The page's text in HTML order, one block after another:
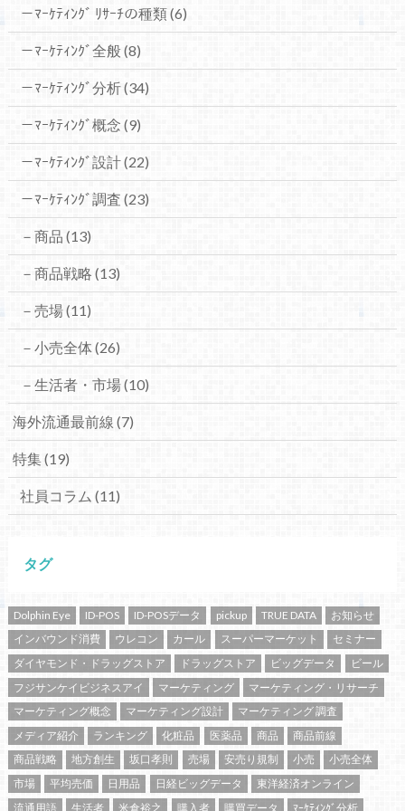
－ﾏｰｹﾃｨﾝｸﾞ ﾘｻｰﾁの種類(6)
－ﾏｰｹﾃｨﾝｸﾞ全般(8)
－ﾏｰｹﾃｨﾝｸﾞ分析(34)
－ﾏｰｹﾃｨﾝｸﾞ概念 (9)
－ﾏｰｹﾃｨﾝｸﾞ設計(22)
－ﾏｰｹﾃｨﾝｸﾞ調査 (23)
－商品 (13)
－商品戦略 (13)
－売場(11)
－小売全体(26)
－生活者・市場(10)
海外流通最前線 (7)
特集(19)
社員コラム (11)
タグ
Dolphin Eye ID-POS ID-POSデータ pickup TRUE DATA
お知らせ
インバウンド消費
ウレコン カール スーパーマーケット
セミナー
ダイヤモンド・ドラッグストア
ドラッグストア ビッグデータ
ビール
フジサンケイビジネスアイ
マーケティング
マーケティング・リサーチ
マーケティング概念
マーケティング設計
マーケティング 調査
メディア紹介
ランキング 化粧品 医薬品 商品
商品前線
商品戦略
地方創生 坂口孝則 売場 安売り規制 小売
小売全体
市場
平均売価 日用品 日経ビッグデータ
東洋経済オンライン
流通用語
生活者 米倉裕之 購入者 購買データ ﾏｰｹﾃｨﾝｸﾞ分析